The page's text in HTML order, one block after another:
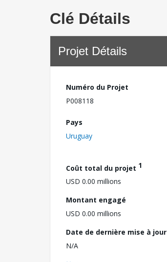
Clé Détails
Projet Détails
Numéro du Projet
P008118
Pays
Uruguay
Coût total du projet 1
USD 0.00 millions
Montant engagé
USD 0.00 millions
Date de dernière mise à jour
N/A